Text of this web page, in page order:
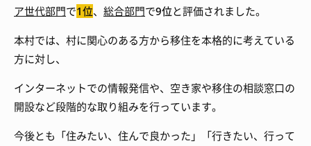
ア世代部門で1位、 総合部門で9位と評価されました。
本村では、村に関心のある方から移住を本格的に考えている
方に対し、
インターネットでの情報発信や、空き家や移住の相談窓口の
開設など段階的な取り組みを行っています。
今後とも「住みたい、住んで良かった」「行きたい、行って